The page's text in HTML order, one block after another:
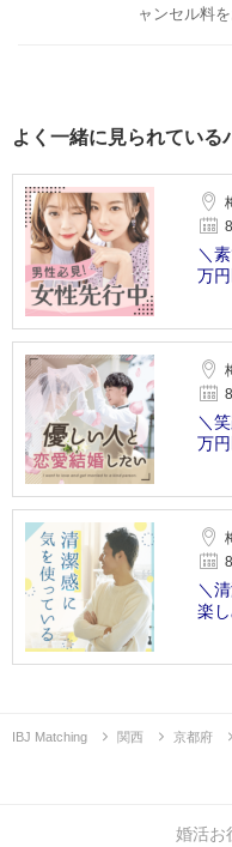
ャンセル料
よく一緒に見られている
＼
万
＼
万
＼
楽
IBJ Matching 関西 京都府
婚活お